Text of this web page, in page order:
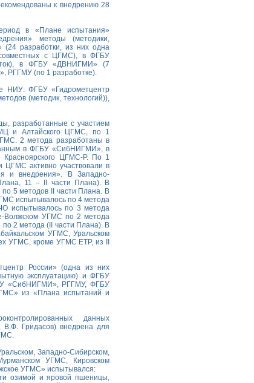
к внедрению 28
в «Плане испытания»
методы (методики,
(24 разработки, из них одна
с ЦГМС), в ФГБУ
в ФГБУ «ДВНИГМИ» (7
РГГМУ (по 1 разработке).
НИУ: ФГБУ «Гидрометцентр
(методик, технологий)),
разработанные с участием
и Алтайского ЦГМС, по 1
2 метода разработаны в
в ФГБУ «СибНИГМИ», в
Красноярского ЦГМС-Р. По 1
активно участвовали в
и внедрения». В Западно-
11 – II части Плана). В
5 методов II части Плана. В
испытывалось по 4 метода
испытывалось по 3 метода
Волжском УГМС по 2 метода
2 метода (II части Плана). В
УГМС, Уральском
УГМС, кроме УГМС ЕТР, из II
России» (одна из них
эксплуатацию) и ФГБУ
«СибНИГМИ», РГГМУ, ФГБУ
из «Плана испытаний и
данных
Гридасов) внедрена для
Западно-Сибирском,
УГМС, Кировском
УГМС» испытывался:
озимой и яровой пшеницы,